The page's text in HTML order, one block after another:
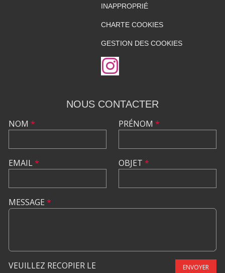
INAPPROPRIÉ
CHARTE COOKIES
GESTION DES COOKIES
NOUS CONTACTER
NOM *
EMAIL*
PRÉNOM *
OBJET *
MESSAGE *
VEUILLEZ RECOPIER LE
ENVOYER